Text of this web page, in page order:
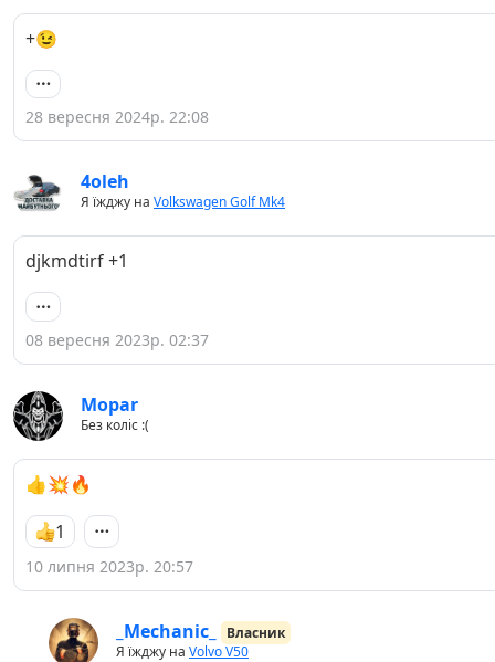
+😉
28 вересня 2024р. 22:08
4oleh
Я їжджу на Volkswagen Golf Mk4
djkmdtirf +1
08 вересня 2023р. 02:37
Mopar
Без коліс :(
👍💥🔥
1
10 липня 2023р. 20:57
_Mechanic_
Власник
Я їжджу на Volvo V50